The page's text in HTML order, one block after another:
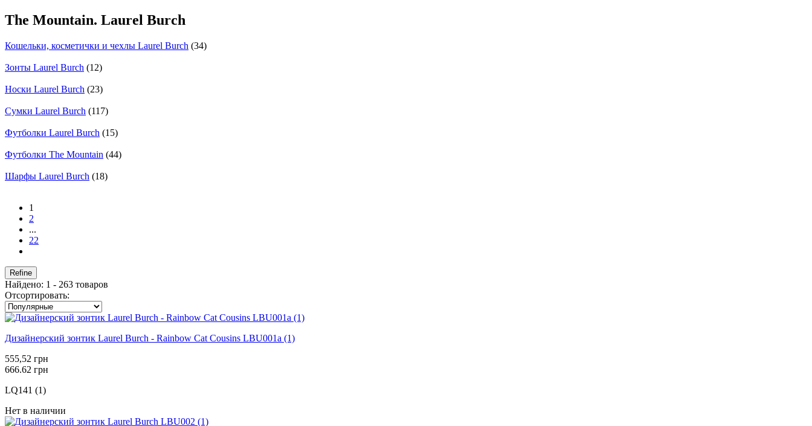
The Mountain. Laurel Burch
Кошельки, косметички и чехлы Laurel Burch (34)
Зонты Laurel Burch (12)
Носки Laurel Burch (23)
Сумки Laurel Burch (117)
Футболки Laurel Burch (15)
Футболки The Mountain (44)
Шарфы Laurel Burch (18)
1
2
...
22
Refine
Найдено: 1 - 263 товаров
Отсортировать:
Дизайнерский зонтик Laurel Burch - Rainbow Cat Cousins LBU001a (1)
555,52 грн
666.62 грн
LQ141 (1)
Нет в наличии